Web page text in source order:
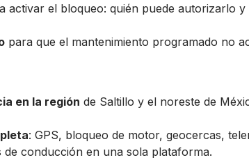
activar el bloqueo: quién puede autorizarlo y
para que el mantenimiento programado no
en la región de Saltillo y el noreste de
: GPS, bloqueo de motor, geocercas,
conducción en una sola plataforma.